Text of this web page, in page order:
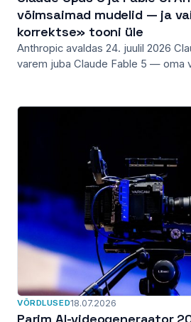
võimsaimad mudelid — ja
korrektse» tooni üle
Anthropic avaldas 24. juulil 2026
varem juba Claude Fable 5 — oma
VÕRDLUSED18.07.2026
Parim AI-videogeneraator